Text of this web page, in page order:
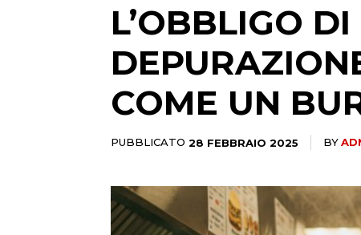
L’OBBLIGO
COME UN
PUBBLICATO 28 FEBBRAIO 2025 BY